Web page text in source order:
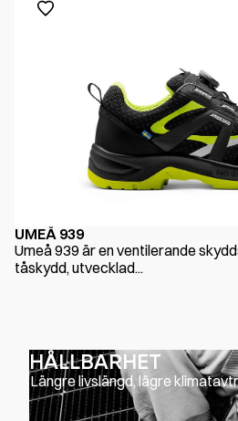
UMEÅ 939
Umeå 939 är en ventilerande
tåskydd, utvecklad...
HÅLLBARHET
Längre livslängd, lägre